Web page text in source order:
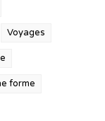
Voyages
forme